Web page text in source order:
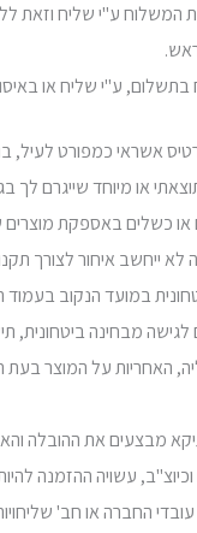
תוצאתי או מיוחד
כשלים באספקת
מבחינה
מבצעים את
עשויה ההזמנה
החברה או חב'